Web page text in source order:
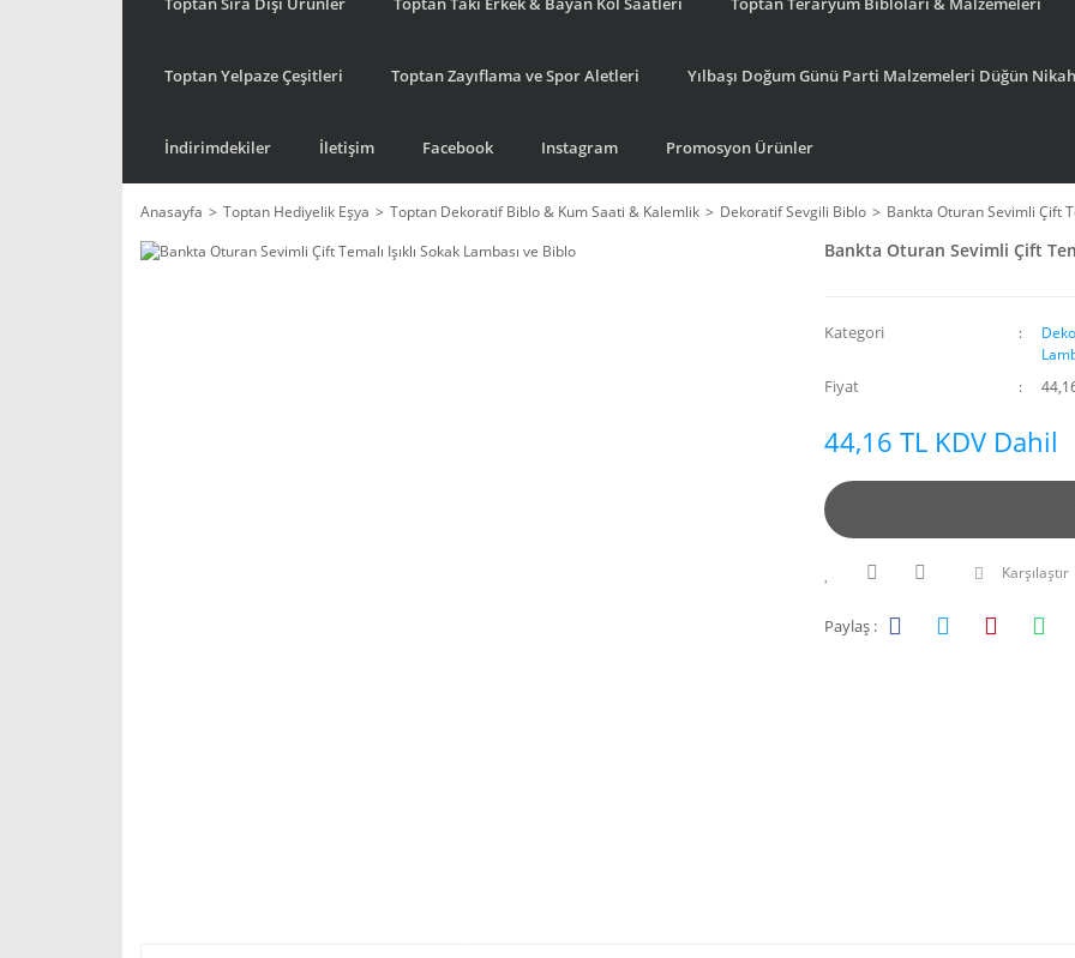
Toptan Yelpaze Çeşitleri Toptan Zayıflama ve Spor Aletleri Yılbaşı Doğum Günü Parti Malzemeleri Düğün
İndirimdekiler İletişim Facebook Instagram Promosyon Ürünler
Anasayfa Toptan Hediyelik Eşya Toptan Dekoratif Biblo & Kum Saati & Kalemlik Dekoratif Sevgili Biblo Bankta Oturan Sevimli Çift
Bankta Oturan Sevimli Çift
Kategori
Fiyat
44,16 TL KDV Dahil
Karşılaştır
Paylaş :